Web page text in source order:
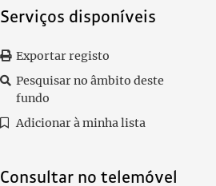
Serviços disponíveis
Exportar registo
Pesquisar no âmbito deste
fundo
Adicionar à minha lista
Consultar no telemóvel